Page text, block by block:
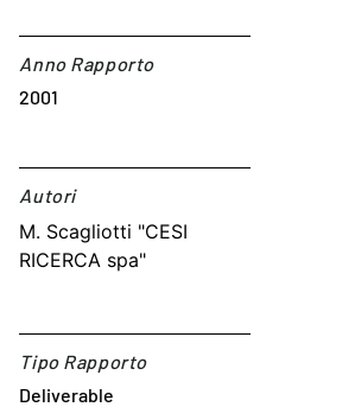
Anno Rapporto
2001
Autori​
M. Scagliotti "CESI
RICERCA spa"
Tipo Rapporto
Deliverable